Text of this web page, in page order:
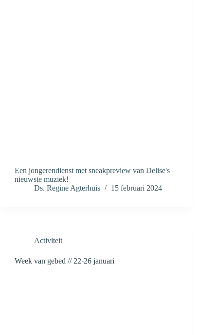
Een jongerendienst met sneakpreview van Delise's
nieuwste muziek!
Ds. Regine Agterhuis
15 februari 2024
Activiteit
Week van gebed // 22-26 januari